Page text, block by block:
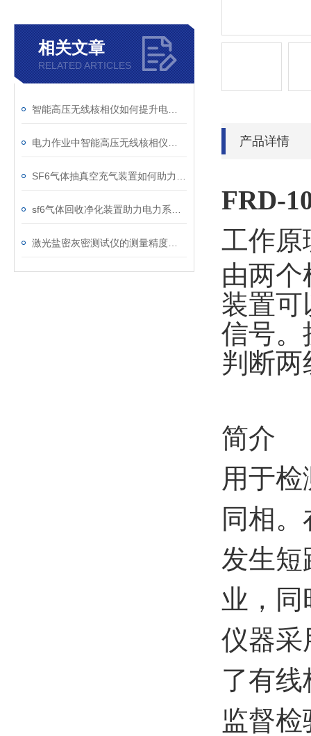
相关文章
RELATED ARTICLES
产品详情
FRD-
工作原
由两
装置可
信号。
判断两
简介
用于
同相
发生短
业，同
仪器采
了有
监督